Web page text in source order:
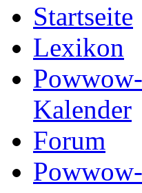
Startseite
Lexikon
Powwow-
Kalender
Forum
Powwow-